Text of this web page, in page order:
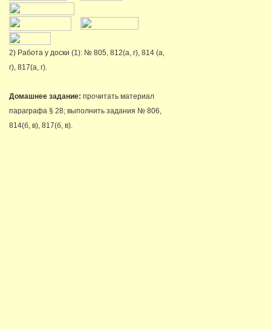
2) Работа у доски (1): № 805, 812(а, г), 814 (а,
г), 817(а, г).
Домашнее задание: прочитать материал
параграфа § 28; выполнить задания № 806,
814(б, в), 817(б, в).